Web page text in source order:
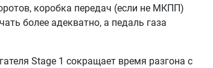
коробка передач (если не МКПП)
более адекватно, а педаль газа
Stage 1 сокращает время разгона с